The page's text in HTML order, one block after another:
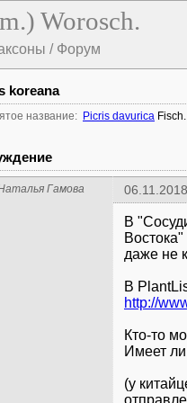
Worosch.
/ Форум
koreana
название: Picris davurica Fisch.
Гамова
В
даже не
В
http://
Кто-то
Имеет
(у